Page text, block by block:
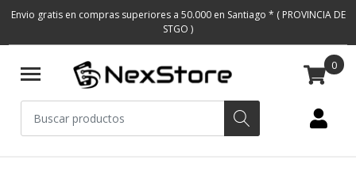
Envio gratis en compras superiores a 50.000 en Santiago * ( PROVINCIA DE
STGO )
0